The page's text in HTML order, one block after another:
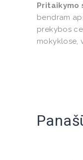
Pritaikymo
bendram
prekybos
mokyklose,